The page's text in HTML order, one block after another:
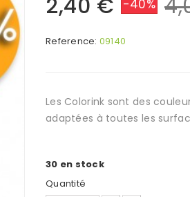
2,40 € -40%
Reference: 09140
Les Colorink sont des
adaptées à toutes les
30 en stock
Quantité